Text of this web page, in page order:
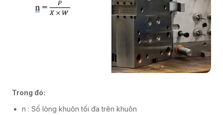
Trong đó:
n : Số lòng khuôn tối đa trên khuôn